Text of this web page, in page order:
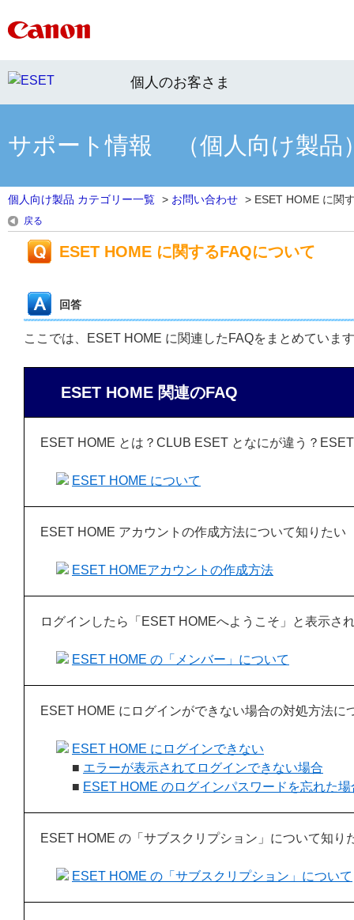
個人のお客さま
サポート情報 （個人向け製品
個人向け製品 カテゴリー一覧 > お問い合わせ > ESET HOME に関
戻る
ESET HOME に関するFAQについて
回答
ここでは、ESET HOME に関連したFAQをまとめていま
ESET HOME 関連のFAQ
ESET HOME とは？CLUB ESET となにが違う？
ESET HOME について
ESET HOME アカウントの作成方法について知りたい
ESET HOMEアカウントの作成方法
ログインしたら「ESET HOMEへようこそ」と表示
ESET HOME の「メンバー」について
ESET HOME にログインができない場合の対処方法に
ESET HOME にログインできない
■ エラーが表示されてログインできない場合
■ ESET HOME のログインパスワードを忘れた場
ESET HOME の「サブスクリプション」について知り
ESET HOME の「サブスクリプション」について